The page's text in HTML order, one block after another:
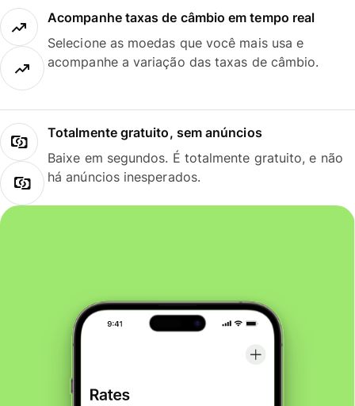
Acompanhe taxas de câmbio em tempo real
Selecione as moedas que você mais usa e
acompanhe a variação das taxas de câmbio.
Totalmente gratuito, sem anúncios
Baixe em segundos. É totalmente gratuito, e não
há anúncios inesperados.